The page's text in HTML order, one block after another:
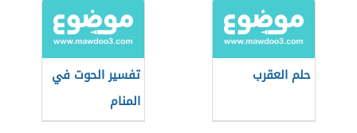
حلم العقرب
تفسير الحوت في
المنام